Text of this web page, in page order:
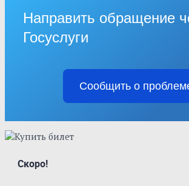
Направить обращение
Госуслуги
Сообщить о